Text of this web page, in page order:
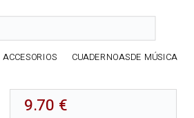
ACCESORIOS CUADERNOASDE MÚSICA
9.70 €